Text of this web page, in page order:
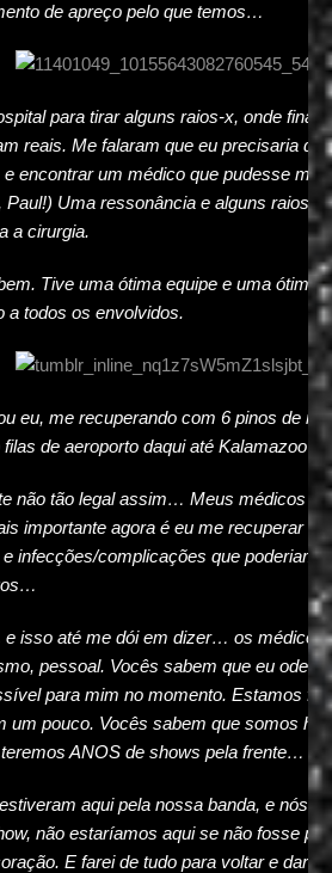
de apreço pelo que temos…
para tirar alguns raios-x, onde
reais. Me falaram que eu precisaria
e encontrar um médico que pudesse me
Paul!) Uma ressonância e alguns raios-
a cirurgia.
Tive uma ótima equipe e uma
a todos os envolvidos.
eu, me recuperando com 6 pinos de
filas de aeroporto daqui até Kalamazoo…
não tão legal assim… Meus médicos
importante agora é eu me recuperar
infecções/complicações que poderiam
e isso até me dói em dizer… os
pessoal. Vocês sabem que eu odeio
para mim no momento. Estamos
um pouco. Vocês sabem que somos
ANOS de shows pela frente…
aqui pela nossa banda, e nós
não estaríamos aqui se não fosse
E farei de tudo para voltar e dar